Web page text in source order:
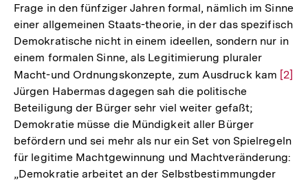
Frage in den fünfziger Jahren formal, nämlich im Sinne
einer allgemeinen Staats-theorie, in der das spezifisch
Demokratische nicht in einem ideellen, sondern nur in
einem formalen Sinne, als Legitimierung pluraler
Macht-und Ordnungskonzepte, zum Ausdruck kam Zur
[2]
Jürgen Habermas dagegen sah die politische
Beteiligung der Bürger sehr viel weiter gefaßt;
Demokratie müsse die Mündigkeit aller Bürger
befördern und sei mehr als nur ein Set von Spielregeln
für legitime Machtgewinnung und Machtveränderung:
„Demokratie arbeitet an der Selbstbestimmungder